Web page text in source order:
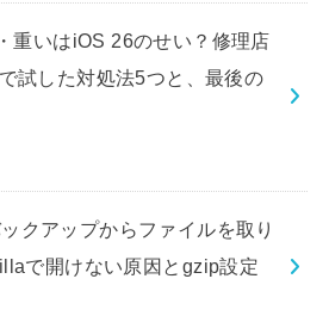
重いはiOS 26のせい？修理店
試した対処法5つと、最後の
クアップからファイルを取り
で開けない原因とgzip設定